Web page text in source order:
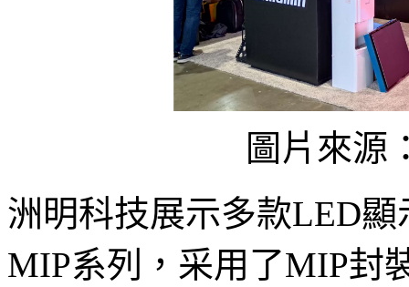
圖片來源
洲明科技展示多款LED
MIP系列，采用了MIP封